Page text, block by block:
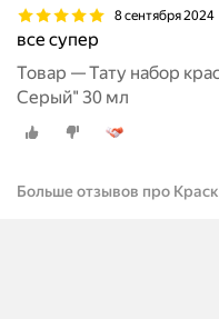
8 сентября 2024
все супер
Товар — Тату набор
Серый" 30 мл
Больше отзывов про